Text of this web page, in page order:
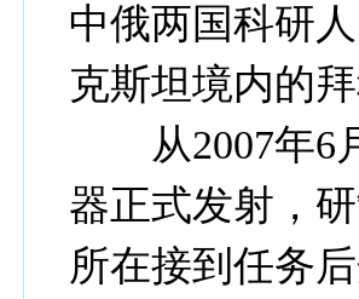
中俄两国科研
克斯坦境内的
从2007年6月
器正式发射，
所在接到任务